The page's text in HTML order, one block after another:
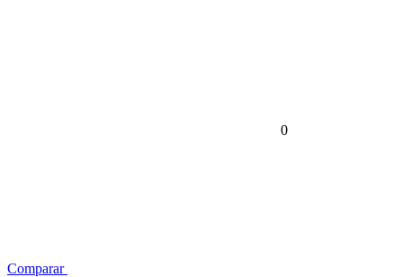
0
Comparar